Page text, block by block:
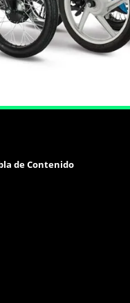
de Contenido